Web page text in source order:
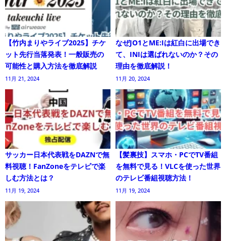
【竹内まりやライブ2025】チケ
ット先行当落発表！一般販売の
可能性と購入方法を徹底解説
11月 21, 2024
なぜJO1とME:Iは紅白に出場でき
て、INIは選ばれないのか？その
理由を徹底解説！
11月 20, 2024
サッカー日本代表戦をDAZNで無
料視聴！FanZoneをテレビで楽
しむ方法とは？
11月 19, 2024
【髪裏技】スマホ・PCでTV番組
を無料で見る！VLCを使った世界
のテレビ番組視聴方法！
11月 19, 2024